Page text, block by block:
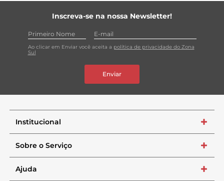
Inscreva-se na nossa Newsletter!
Ao clicar em Enviar você aceita a política de privacidade do Zona
Sul
Enviar
Institucional +
Sobre o Serviço +
Ajuda +